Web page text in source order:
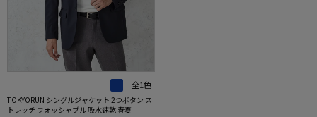
全1色
TOKYORUN シングルジャケット 2つボタン ス
トレッチ ウォッシャブル 吸水速乾 春夏